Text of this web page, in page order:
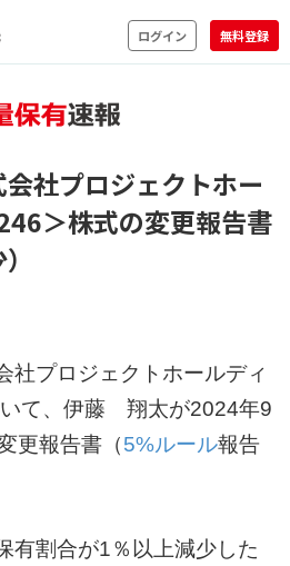
ログイン 無料登録
社プロジェクトホー
＞株式の変更報告書
社プロジェクトホールディ
て、伊藤 翔太が2024年9
更報告書（5%ルール報告
有割合が1％以上減少した